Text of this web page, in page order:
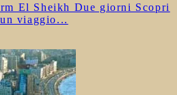
El Sheikh Due giorni Scopri
viaggio...